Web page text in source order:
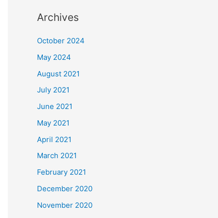
Archives
October 2024
May 2024
August 2021
July 2021
June 2021
May 2021
April 2021
March 2021
February 2021
December 2020
November 2020